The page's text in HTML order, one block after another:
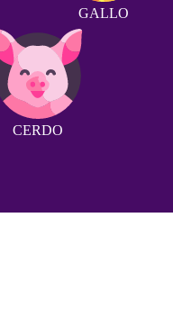
GALLO
CERDO